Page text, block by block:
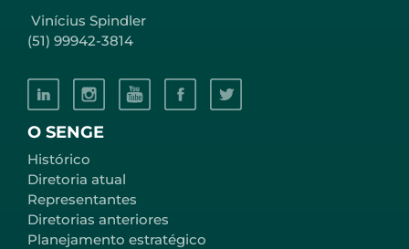
O SENGE
Histórico
Diretoria atual
Representantes
Diretorias anteriores
Planejamento estratégico
Vinícius Spindler
(51) 99942-3814